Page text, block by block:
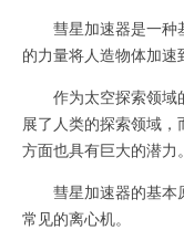
彗星加速器是一种
的力量将人造物体加速
作为太空探索领域
展了人类的探索领域
方面也具有巨大的潜力。
彗星加速器的基本
常见的离心机。